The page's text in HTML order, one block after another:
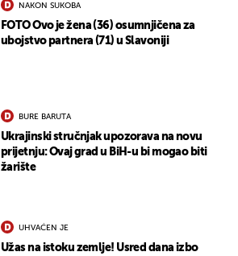
NAKON SUKOBA
FOTO Ovo je žena (36) osumnjičena za
ubojstvo partnera (71) u Slavoniji
BURE BARUTA
Ukrajinski stručnjak upozorava na novu
prijetnju: Ovaj grad u BiH-u bi mogao biti
žarište
UHVAĆEN JE
Užas na istoku zemlje! Usred dana izbo